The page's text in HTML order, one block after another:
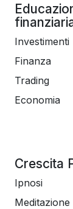
Investimenti
Finanza
Trading
Economia
Crescita
Ipnosi
Meditazione